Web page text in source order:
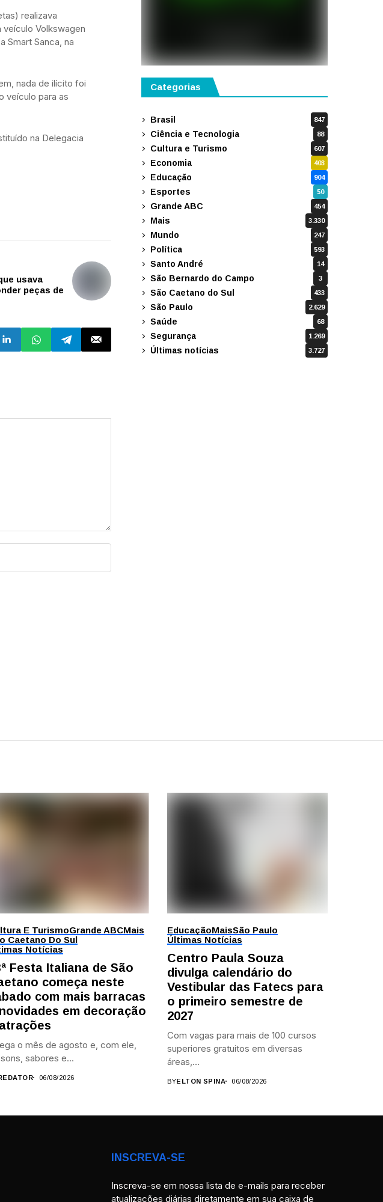
realizava
veículo Volkswagen
Smart Sanca, na
nada de ilícito foi
veículo para as
na Delegacia
usava
peças de
Categorias
Brasil 847
Ciência e Tecnologia 88
Cultura e Turismo 607
Economia 403
Educação 904
Esportes 50
Grande ABC 454
Mais 3.330
Mundo 247
Política 593
Santo André 14
São Bernardo do Campo 3
São Caetano do Sul 433
São Paulo 2.629
Saúde 68
Segurança 1.269
Últimas notícias 3.727
E TurismoGrande ABCMais
Caetano Do Sul
Notícias
Festa Italiana de São
começa neste
com mais barracas
em decoração
o mês de agosto e, com ele,
sabores e...
06/08/2026
EducaçãoMaisSão Paulo
Últimas Notícias
Centro Paula Souza
divulga calendário do
Vestibular das Fatecs para
o primeiro semestre de
2027
Com vagas para mais de 100 cursos
superiores gratuitos em diversas
áreas,...
BYELTON SPINA 06/08/2026
INSCREVA-SE
Inscreva-se em nossa lista de e-mails para receber
atualizações diárias diretamente em sua caixa de